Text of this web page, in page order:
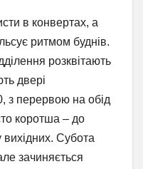
в конвертах, а
ритмом буднів.
розквітають
двері
з перервою на обід
коротша – до
Субота
зачиняється